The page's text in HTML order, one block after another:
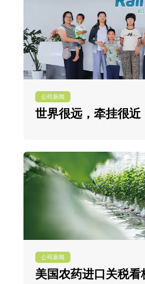
公司新闻
世界很远，牵挂很近
公司新闻
美国农药进口关税看